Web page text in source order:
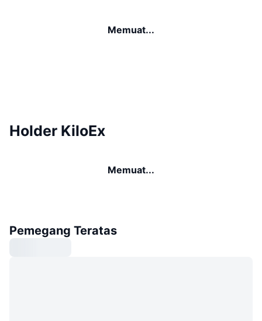
Memuat...
Holder KiloEx
Memuat...
Pemegang Teratas